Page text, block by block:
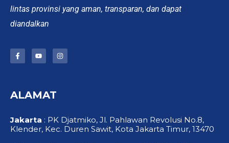
lintas provinsi yang aman, transparan, dan dapat
diandalkan
F
a
o
o
Y
o
b
e
I
n
ALAMAT
Jakarta : PK Djatmiko, Jl. Pahlawan Revolusi No.8,
Klender, Kec. Duren Sawit, Kota Jakarta Timur, 13470